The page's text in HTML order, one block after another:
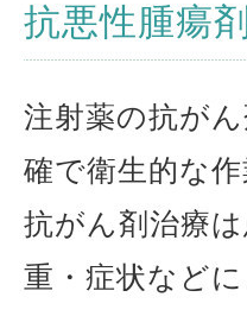
抗悪性腫瘍
注射薬の抗が
確で衛生的な
抗がん剤治療
重・症状など